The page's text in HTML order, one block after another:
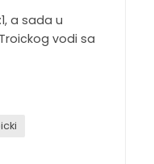
a sada u
vodi sa